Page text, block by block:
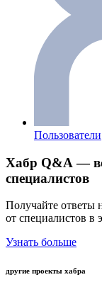
Пользователи
Хабр Q&A —
специалистов
Получайте ответы
от специалистов в
Узнать больше
другие проекты хабра